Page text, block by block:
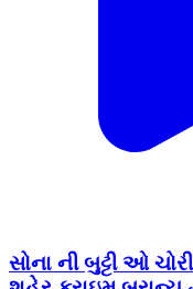
સોના ની બુટ્ટી ઓ